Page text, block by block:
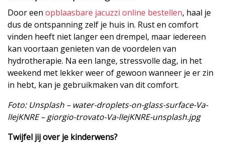
Door een opblaasbare jacuzzi online bestellen, haal je
dus de ontspanning zelf je huis in. Rust en comfort
vinden heeft niet langer een drempel, maar iedereen
kan voortaan genieten van de voordelen van
hydrotherapie. Na een lange, stressvolle dag, in het
weekend met lekker weer of gewoon wanneer je er zin
in hebt, kan je gebruikmaken van dit comfort.
Foto: Unsplash – water-droplets-on-glass-surface-Va-
lIejKNRE – giorgio-trovato-Va-lIejKNRE-unsplash.jpg
Twijfel jij over je kinderwens?